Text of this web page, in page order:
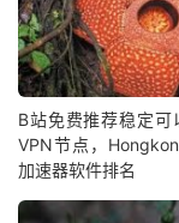
B站免费推荐稳定可
VPN节点，
加速器软件排名